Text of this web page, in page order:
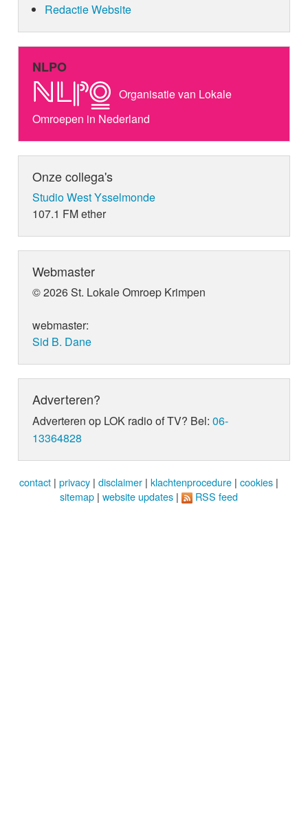
Redactie Website
NLPO
Organisatie van Lokale
Omroepen in Nederland
Onze collega's
Studio West Ysselmonde
107.1 FM ether
Webmaster
© 2026 St. Lokale Omroep Krimpen
webmaster:
Sid B. Dane
Adverteren?
Adverteren op LOK radio of TV? Bel:06-
13364828
contact | privacy | disclaimer | klachtenprocedure | cookies |
sitemap | website updates | RSS feed